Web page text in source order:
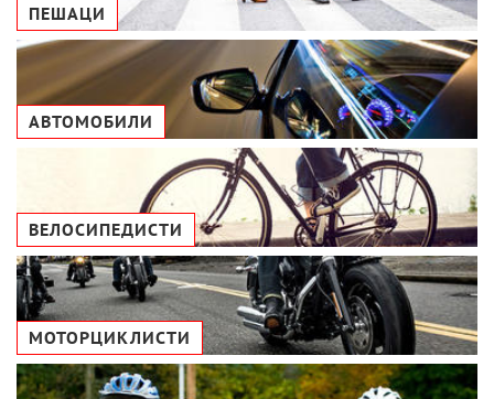
ПЕШАЦИ
АВТОМОБИЛИ
ВЕЛОСИПЕДИСТИ
МОТОРЦИКЛИСТИ